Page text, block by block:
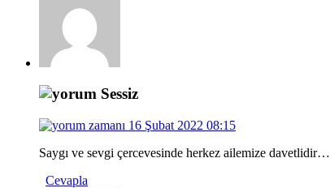
Sessiz
16 Şubat 2022 08:15
Saygı ve sevgi çercevesinde herkez ailemize davetlidir…
Cevapla